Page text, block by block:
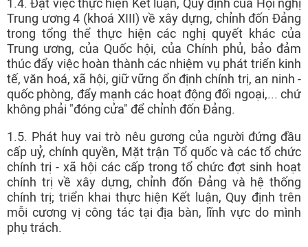
1.4. Đặt việc thực hiện Kết luận, Quy định của Hội nghị
Trung ương 4 (khoá XIII) về xây dựng, chỉnh đốn Đảng
trong tổng thể thực hiện các nghị quyết khác của
Trung ương, của Quốc hội, của Chính phủ, bảo đảm
thúc đẩy việc hoàn thành các nhiệm vụ phát triển kinh
tế, văn hoá, xã hội, giữ vững ổn định chính trị, an ninh -
quốc phòng, đẩy mạnh các hoạt động đối ngoại,... chứ
không phải "đóng cửa" để chỉnh đốn Đảng.
1.5. Phát huy vai trò nêu gương của người đứng đầu
cấp uỷ, chính quyền, Mặt trận Tổ quốc và các tổ chức
chính trị - xã hội các cấp trong tổ chức đợt sinh hoạt
chính trị về xây dựng, chỉnh đốn Đảng và hệ thống
chính trị; triển khai thực hiện Kết luận, Quy định trên
mỗi cương vị công tác tại địa bàn, lĩnh vực do mình
phụ trách.